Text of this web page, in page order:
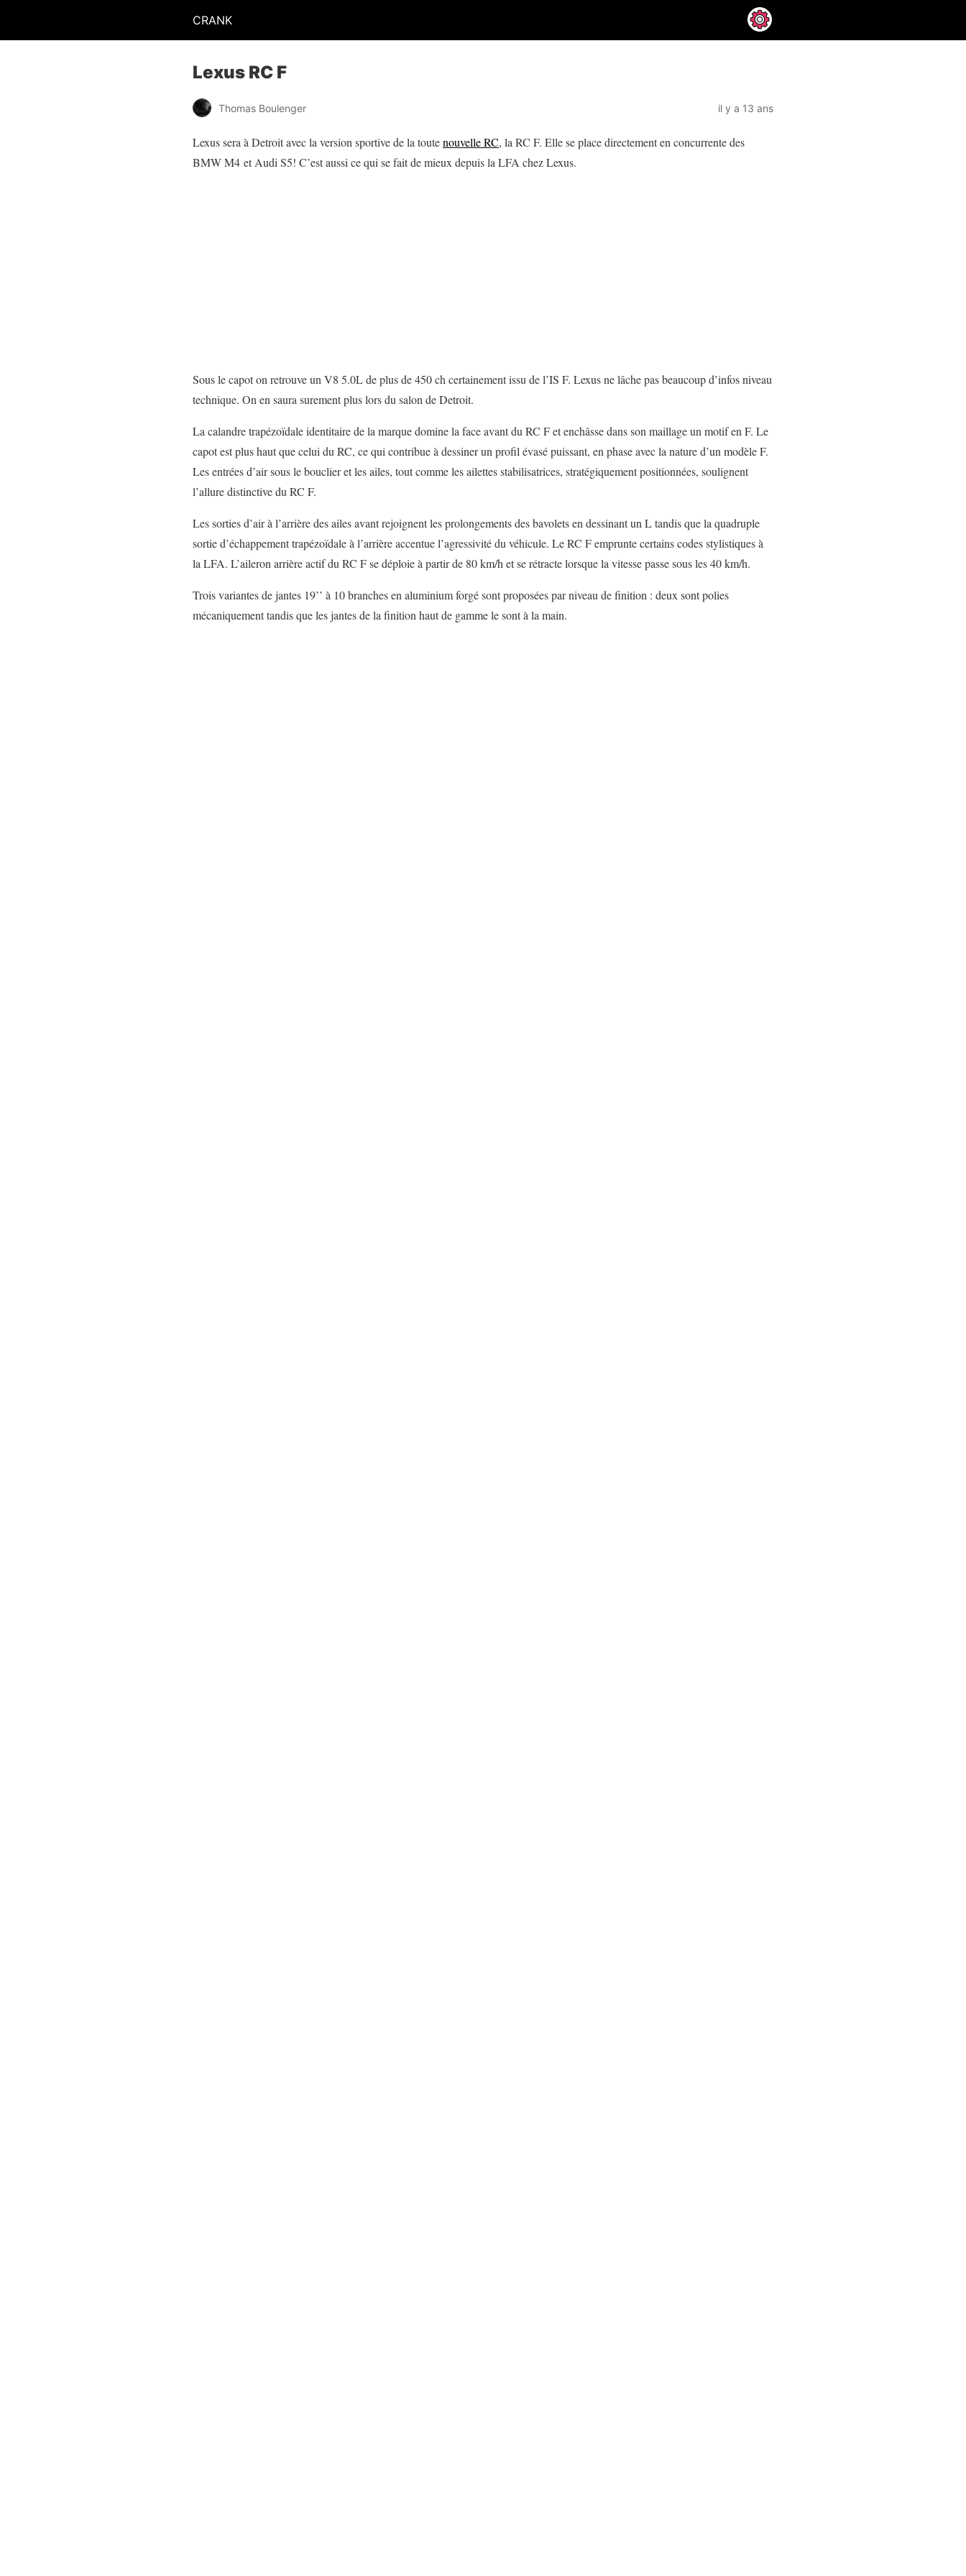
CRANK
Lexus RC F
Thomas Boulenger il y a 13 ans
Lexus sera à Detroit avec la version sportive de la toutenouvelle RC, la RC F. Elle se place directement en concurrente des
BMW M4 et Audi S5! C’est aussi ce qui se fait de mieux depuis la LFA chez Lexus.
Sous le capot on retrouve un V8 5.0L de plus de 450 ch certainement issu de l’IS F. Lexus ne lâche pas beaucoup d’infos niveau
technique. On en saura surement plus lors du salon de Detroit.
La calandre trapézoïdale identitaire de la marque domine la face avant du RC F et enchâsse dans son maillage un motif en F. Le
capot est plus haut que celui du RC, ce qui contribue à dessiner un profil évasé puissant, en phase avec la nature d’un modèle F.
Les entrées d’air sous le bouclier et les ailes, tout comme les ailettes stabilisatrices, stratégiquement positionnées, soulignent
l’allure distinctive du RC F.
Les sorties d’air à l’arrière des ailes avant rejoignent les prolongements des bavolets en dessinant un L tandis que la quadruple
sortie d’échappement trapézoïdale à l’arrière accentue l’agressivité du véhicule. Le RC F emprunte certains codes stylistiques à
la LFA. L’aileron arrière actif du RC F se déploie à partir de 80 km/h et se rétracte lorsque la vitesse passe sous les 40 km/h.
Trois variantes de jantes 19’’ à 10 branches en aluminium forgé sont proposées par niveau de finition : deux sont polies
mécaniquement tandis que les jantes de la finition haut de gamme le sont à la main.